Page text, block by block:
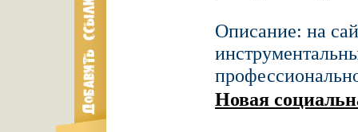
Описание: на
Новая